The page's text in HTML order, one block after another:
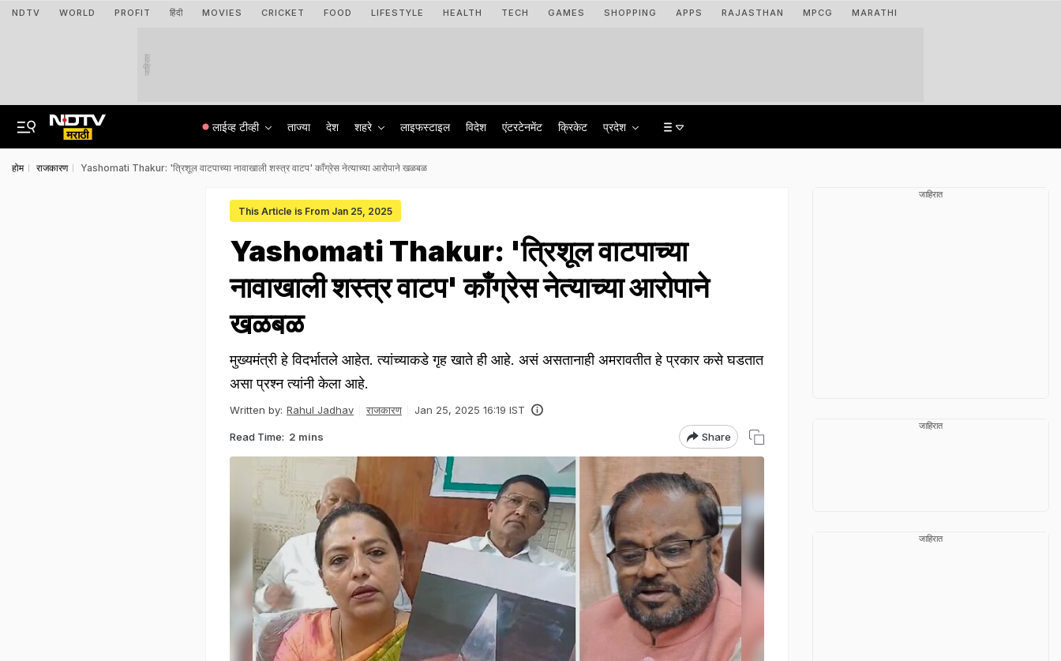
NDTV WORLD PROFIT हिंदी MOVIES CRICKET FOOD LIFESTYLE HEALTH TECH GAMES SHOPPING APPS RAJASTHAN MPCG MARATHI
जाहिरात
लाईव्ह टीव्ही ताज्या देश शहरे लाइफस्टाइल विदेश एंटरटेनमेंट क्रिकेट प्रदेश
होम राजकारण Yashomati Thakur: 'त्रिशूल वाटपाच्या नावाखाली शस्त्र वाटप' काँग्रेस नेत्याच्या आरोपाने खळबळ
This Article is From Jan 25, 2025
Yashomati Thakur: 'त्रिशूल वाटपाच्या
नावाखाली शस्त्र वाटप' काँग्रेस नेत्याच्या आरोपाने
खळबळ
मुख्यमंत्री हे विदर्भातले आहेत. त्यांच्याकडे गृह खाते ही आहे. असं असतानाही अमरावतीत हे प्रकार कसे घडतात
असा प्रश्न त्यांनी केला आहे.
Written by: Rahul Jadhav राजकारण Jan 25, 2025 16:19 IST
Read Time: 2 mins Share
जाहिरात
जाहिरात
जाहिरात